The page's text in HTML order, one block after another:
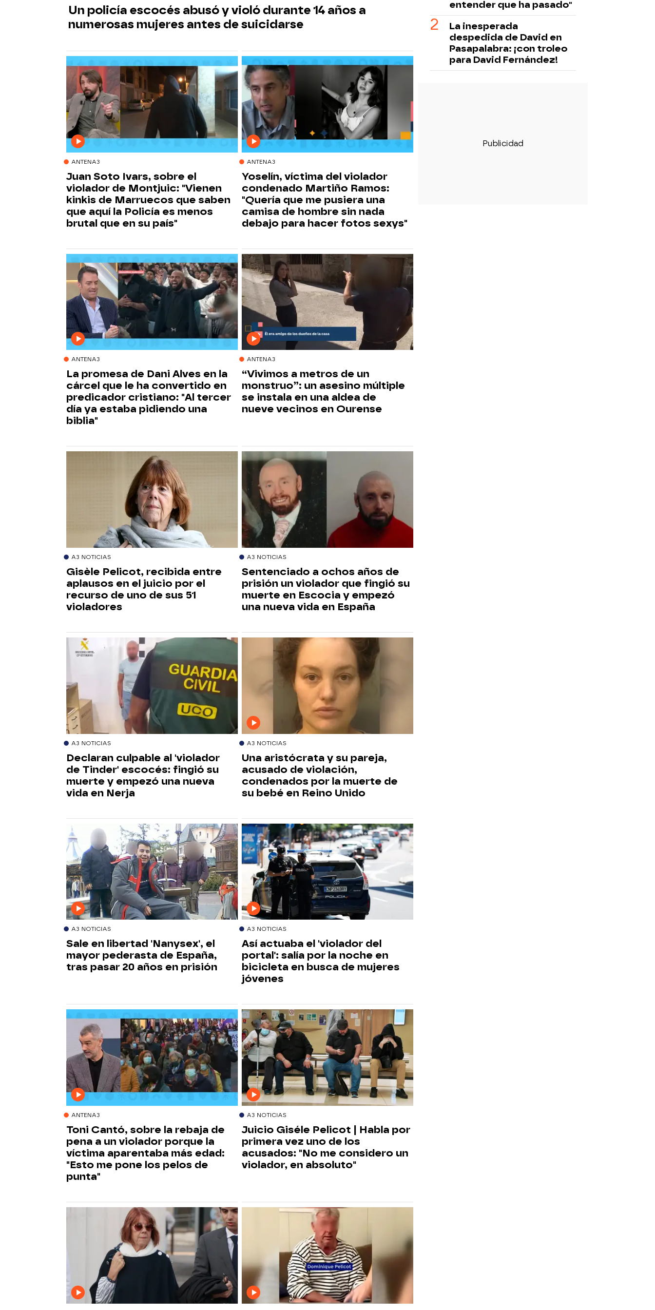
Un policía escocés abusó y violó durante 14 años a
numerosas mujeres antes de suicidarse
ANTENA3
Juan Soto Ivars, sobre el
violador de Montjuic: "Vienen
kinkis de Marruecos que saben
que aquí la Policía es menos
brutal que en su país"
ANTENA3
Yoselín, víctima del violador
condenado Martiño Ramos:
"Quería que me pusiera una
camisa de hombre sin nada
debajo para hacer fotos sexys"
ANTENA3
La promesa de Dani Alves en la
cárcel que le ha convertido en
predicador cristiano: "Al tercer
día ya estaba pidiendo una
biblia"
ANTENA3
“Vivimos a metros de un
monstruo”: un asesino múltiple
se instala en una aldea de
nueve vecinos en Ourense
A3 NOTICIAS
Gisèle Pelicot, recibida entre
aplausos en el juicio por el
recurso de uno de sus 51
violadores
A3 NOTICIAS
Sentenciado a ochos años de
prisión un violador que fingió su
muerte en Escocia y empezó
una nueva vida en España
A3 NOTICIAS
Declaran culpable al 'violador
de Tinder' escocés: fingió su
muerte y empezó una nueva
vida en Nerja
A3 NOTICIAS
Una aristócrata y su pareja,
acusado de violación,
condenados por la muerte de
su bebé en Reino Unido
A3 NOTICIAS
Sale en libertad 'Nanysex', el
mayor pederasta de España,
tras pasar 20 años en prisión
A3 NOTICIAS
Así actuaba el 'violador del
portal': salía por la noche en
bicicleta en busca de mujeres
jóvenes
ANTENA3
Toni Cantó, sobre la rebaja de
pena a un violador porque la
víctima aparentaba más edad:
"Esto me pone los pelos de
punta"
A3 NOTICIAS
Juicio Giséle Pelicot | Habla por
primera vez uno de los
acusados: "No me considero un
violador, en absoluto"
entender que ha pasado"
La inesperada
despedida de David en
Pasapalabra: ¡con troleo
para David Fernández!